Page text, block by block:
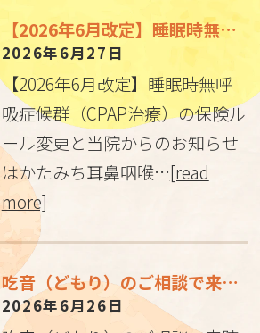
【2026年6月改定】睡眠時無呼吸症候群（CPAP治療）の保険ルール変更と当院からのお知らせ
2026年6月27日
【2026年6月改定】睡眠時無呼
吸症候群（CPAP治療）の保険ル
ール変更と当院からのお知らせ
はかたみち耳鼻咽喉…[read
more]
吃音（どもり）のご相談で来院された患者様・ご家族の皆様へ
2026年6月26日